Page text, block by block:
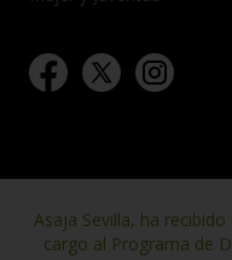
Asaja Sevilla, ha
cargo al Programa de